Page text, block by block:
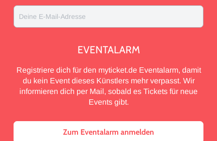
Deine E-Mail-Adresse
EVENTALARM
Registriere dich für den myticket.de Eventalarm, damit
du kein Event dieses Künstlers mehr verpasst. Wir
informieren dich per Mail, sobald es Tickets für neue
Events gibt.
Zum Eventalarm anmelden